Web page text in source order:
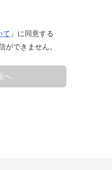
て 」に同意する
できません。